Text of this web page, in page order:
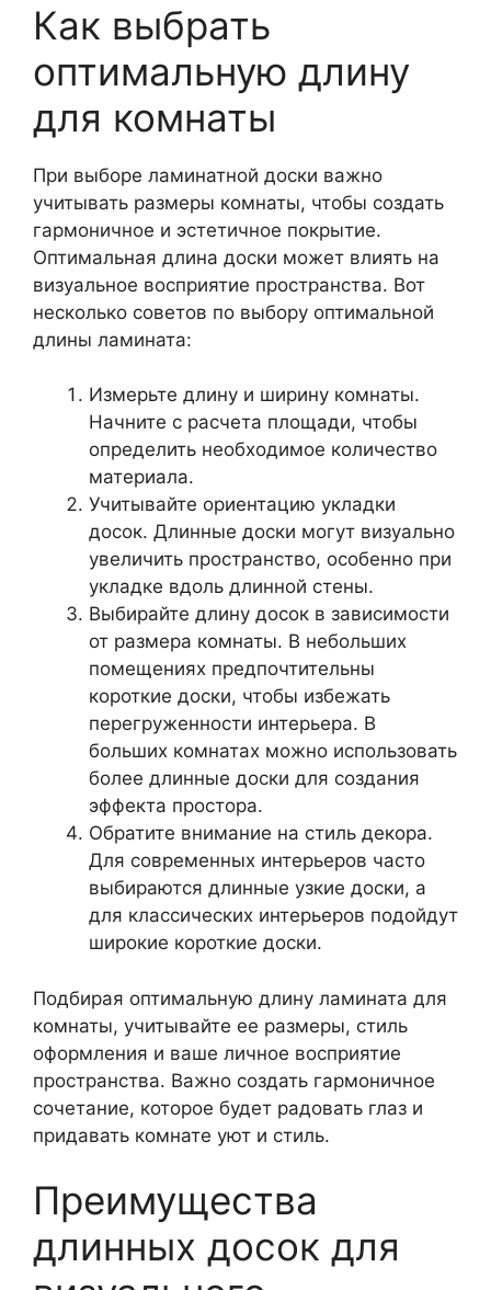
Как выбрать
оптимальную длину
для комнаты
При выборе ламинатной доски важно
учитывать размеры комнаты, чтобы создать
гармоничное и эстетичное покрытие.
Оптимальная длина доски может влиять на
визуальное восприятие пространства. Вот
несколько советов по выбору оптимальной
длины ламината:
Измерьте длину и ширину комнаты.
Начните с расчета площади, чтобы
определить необходимое количество
материала.
Учитывайте ориентацию укладки
досок. Длинные доски могут визуально
увеличить пространство, особенно при
укладке вдоль длинной стены.
Выбирайте длину досок в зависимости
от размера комнаты. В небольших
помещениях предпочтительны
короткие доски, чтобы избежать
перегруженности интерьера. В
больших комнатах можно использовать
более длинные доски для создания
эффекта простора.
Обратите внимание на стиль декора.
Для современных интерьеров часто
выбираются длинные узкие доски, а
для классических интерьеров подойдут
широкие короткие доски.
Подбирая оптимальную длину ламината для
комнаты, учитывайте ее размеры, стиль
оформления и ваше личное восприятие
пространства. Важно создать гармоничное
сочетание, которое будет радовать глаз и
придавать комнате уют и стиль.
Преимущества
длинных досок для